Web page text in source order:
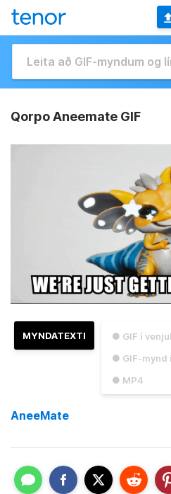
Qorpo Aneemate GIF
● GIF í
● GIF-mynd
● MP4
MYNDATEXTI
AneeMate